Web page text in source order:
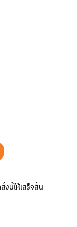
นี้ให้เสร็จสิ้น